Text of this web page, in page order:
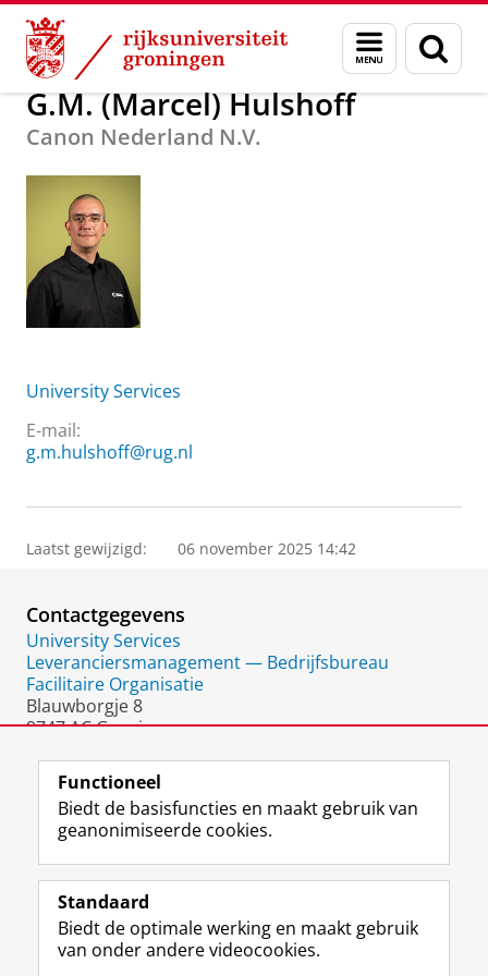
Skip
Content
Skip
Navigation
Menu
en
zoeken
Over ons G.M. (Marcel) Hulshoff
G.M. (Marcel) Hulshoff
Canon Nederland N.V.
University Services
E-mail:
g.m.hulshoff@rug.nl
Laatst gewijzigd: 06 november 2025 14:42
Contactgegevens
University Services
Leveranciersmanagement — Bedrijfsbureau
Facilitaire Organisatie
Blauwborgje 8
9747 AC Groningen
Volg de RUG
F
a
e
b
L
i
k
e
R
S
-
f
I
n
t
Y
o
T
Studiekiezers
Functioneel
Biedt de basisfuncties en maakt gebruik van
geanonimiseerde cookies.
Standaard
Biedt de optimale werking en maakt gebruik
van onder andere videocookies.